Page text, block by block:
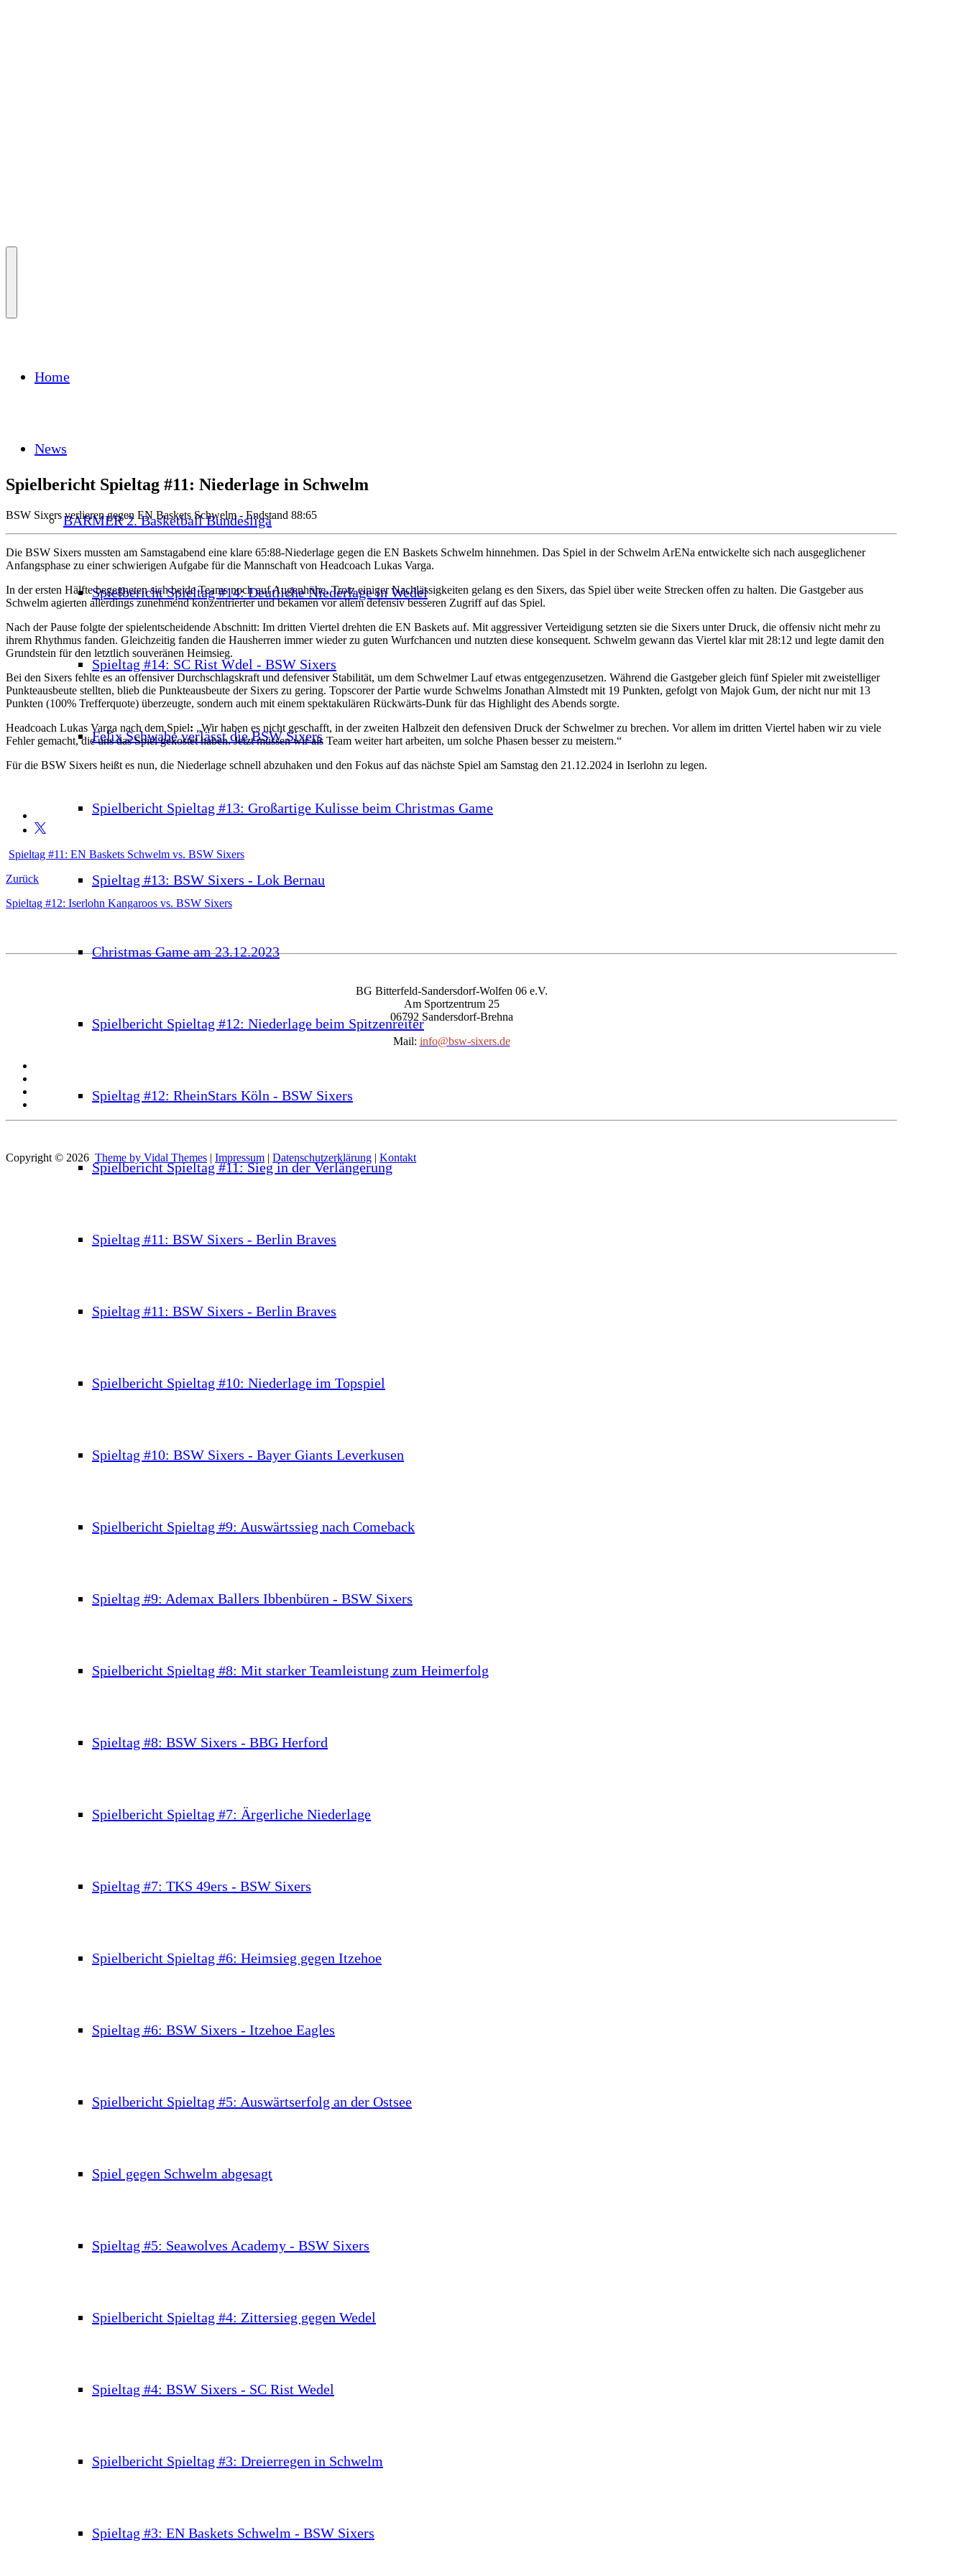
Home
News
BARMER 2. Basketball Bundesliga
Spielbericht Spieltag #14: Deutliche Niederlage in Wedel
Spieltag #14: SC Rist Wdel - BSW Sixers
Felix Schwabe verlässt die BSW Sixers
Spielbericht Spieltag #13: Großartige Kulisse beim Christmas Game
Spieltag #13: BSW Sixers - Lok Bernau
Christmas Game am 23.12.2023
Spielbericht Spieltag #12: Niederlage beim Spitzenreiter
Spieltag #12: RheinStars Köln - BSW Sixers
Spielbericht Spieltag #11: Sieg in der Verlängerung
Spieltag #11: BSW Sixers - Berlin Braves
Spieltag #11: BSW Sixers - Berlin Braves
Spielbericht Spieltag #10: Niederlage im Topspiel
Spieltag #10: BSW Sixers - Bayer Giants Leverkusen
Spielbericht Spieltag #9: Auswärtssieg nach Comeback
Spieltag #9: Ademax Ballers Ibbenbüren - BSW Sixers
Spielbericht Spieltag #8: Mit starker Teamleistung zum Heimerfolg
Spieltag #8: BSW Sixers - BBG Herford
Spielbericht Spieltag #7: Ärgerliche Niederlage
Spieltag #7: TKS 49ers - BSW Sixers
Spielbericht Spieltag #6: Heimsieg gegen Itzehoe
Spieltag #6: BSW Sixers - Itzehoe Eagles
Spielbericht Spieltag #5: Auswärtserfolg an der Ostsee
Spiel gegen Schwelm abgesagt
Spieltag #5: Seawolves Academy - BSW Sixers
Spielbericht Spieltag #4: Zittersieg gegen Wedel
Spieltag #4: BSW Sixers - SC Rist Wedel
Spielbericht Spieltag #3: Dreierregen in Schwelm
Spieltag #3: EN Baskets Schwelm - BSW Sixers
Spielbericht Spieltag #11: Niederlage in Schwelm
BSW Sixers verlieren gegen EN Baskets Schwelm - Endstand 88:65
Die BSW Sixers mussten am Samstagabend eine klare 65:88-Niederlage gegen die EN Baskets Schwelm hinnehmen. Das Spiel in der Schwelm ArENa entwickelte sich nach ausgeglichener
Anfangsphase zu einer schwierigen Aufgabe für die Mannschaft von Headcoach Lukas Varga.
In der ersten Hälfte begegneten sich beide Teams noch auf Augenhöhe. Trotz einiger Nachlässigkeiten gelang es den Sixers, das Spiel über weite Strecken offen zu halten. Die Gastgeber aus
Schwelm agierten allerdings zunehmend konzentrierter und bekamen vor allem defensiv besseren Zugriff auf das Spiel.
Nach der Pause folgte der spielentscheidende Abschnitt: Im dritten Viertel drehten die EN Baskets auf. Mit aggressiver Verteidigung setzten sie die Sixers unter Druck, die offensiv nicht mehr zu
ihrem Rhythmus fanden. Gleichzeitig fanden die Hausherren immer wieder zu guten Wurfchancen und nutzten diese konsequent. Schwelm gewann das Viertel klar mit 28:12 und legte damit den
Grundstein für den letztlich souveränen Heimsieg.
Bei den Sixers fehlte es an offensiver Durchschlagskraft und defensiver Stabilität, um dem Schwelmer Lauf etwas entgegenzusetzen. Während die Gastgeber gleich fünf Spieler mit zweistelliger
Punkteausbeute stellten, blieb die Punkteausbeute der Sixers zu gering. Topscorer der Partie wurde Schwelms Jonathan Almstedt mit 19 Punkten, gefolgt von Majok Gum, der nicht nur mit 13
Punkten (100% Trefferquote) überzeugte, sondern auch mit einem spektakulären Rückwärts-Dunk für das Highlight des Abends sorgte.
Headcoach Lukas Varga nach dem Spiel: „Wir haben es nicht geschafft, in der zweiten Halbzeit den defensiven Druck der Schwelmer zu brechen. Vor allem im dritten Viertel haben wir zu viele
Fehler gemacht, die uns das Spiel gekostet haben. Jetzt müssen wir als Team weiter hart arbeiten, um solche Phasen besser zu meistern.“
Für die BSW Sixers heißt es nun, die Niederlage schnell abzuhaken und den Fokus auf das nächste Spiel am Samstag den 21.12.2024 in Iserlohn zu legen.
Spieltag #11: EN Baskets Schwelm vs. BSW Sixers
Zurück
Spieltag #12: Iserlohn Kangaroos vs. BSW Sixers
BG Bitterfeld-Sandersdorf-Wolfen 06 e.V.
Am Sportzentrum 25
06792 Sandersdorf-Brehna
Mail: info@bsw-sixers.de
Copyright © 2026 Theme by Vidal Themes | Impressum | Datenschutzerklärung | Kontakt